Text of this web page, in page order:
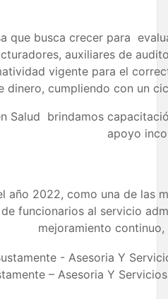
que busca crecer para
auxiliares de
vigente para el
dinero, cumpliendo con un
Salud brindamos
apoyo
año 2022, como una de las
funcionarios al servicio
mejoramiento
– Asesoria Y